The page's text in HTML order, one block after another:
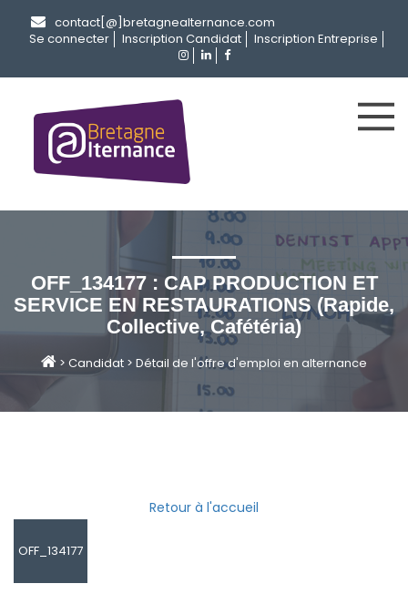
contact[@]bretagnealternance.com
Se connecter
Inscription Candidat Inscription Entreprise
OFF_134177 : CAP PRODUCTION ET
SERVICE EN RESTAURATIONS (Rapide,
Collective, Cafétéria)
> Candidat > Détail de l'offre d'emploi en alternance
Retour à l'accueil
OFF_134177